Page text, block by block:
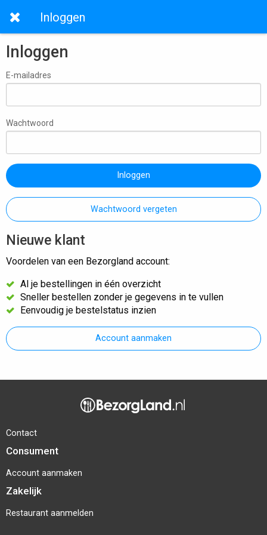
Inloggen
Inloggen
E-mailadres
Wachtwoord
Inloggen
Wachtwoord vergeten
Nieuwe klant
Voordelen van een Bezorgland account:
Al je bestellingen in één overzicht
Sneller bestellen zonder je gegevens in te vullen
Eenvoudig je bestelstatus inzien
Account aanmaken
Contact
Consument
Account aanmaken
Zakelijk
Restaurant aanmelden